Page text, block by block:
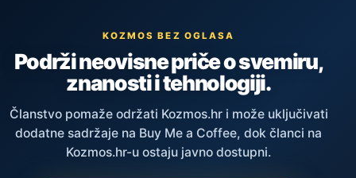
KOZMOS BEZ OGLASA
Podrži neovisne priče o svemiru,
znanosti i tehnologiji.
Članstvo pomaže održati Kozmos.hr i može uključivati
dodatne sadržaje na Buy Me a Coffee, dok članci na
Kozmos.hr-u ostaju javno dostupni.